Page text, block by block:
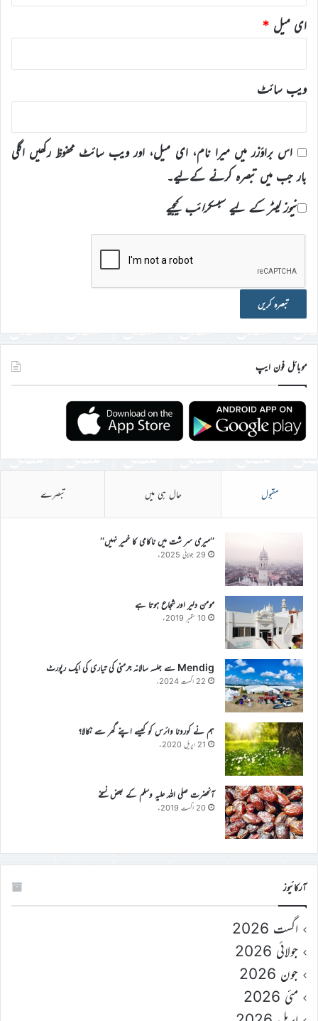
ای میل *
ویب‌ سائٹ
اس براؤزر میں میرا نام، ای میل، اور ویب سائٹ محفوظ رکھیں اگلی
بار جب میں تبصرہ کرنے کےلیے۔
نیوز لیٹر کے لیے سبسکرائب کیجیے
موبائل فون ایپ
مقبول حال ہی میں تبصرے
’’میری سر شت میں ناکامی کا خمیر نہیں‘‘
29 جولائی 2025ء
مومن دلیر اور شجاع ہوتا ہے
10 ستمبر 2019ء
Mendig سے جلسہ سالانہ جرمنی کی تیاری کی ایک رپورٹ
22 اگست 2024ء
ہم نے کورونا وائرس کو کیسے اپنے گھر سے نکالا؟
21 اپریل 2020ء
آنحضرت صلی اللہ علیہ وسلم کے بعض نسخے
20 اگست 2019ء
آرکائیوز
اگست 2026
جولائی 2026
جون 2026
مئی 2026